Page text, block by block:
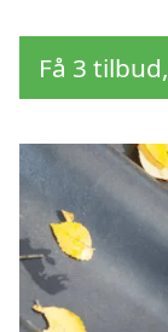
Få 3